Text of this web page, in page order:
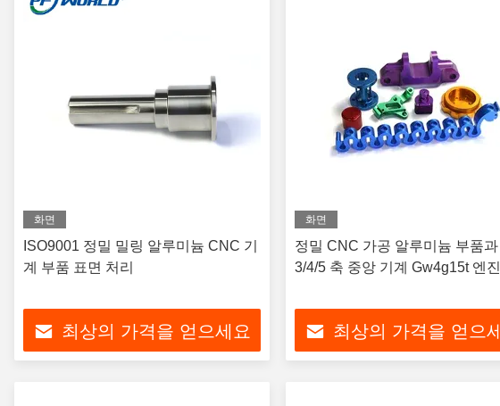
화면
ISO9001 정밀 밀링 알루미늄 CNC 기
계 부품 표면 처리
최상의 가격을 얻으세요
화면
정밀 CNC 가공 알루미늄 부품과
3/4/5 축 중앙 기계 Gw4g15t 엔
최상의 가격을 얻으